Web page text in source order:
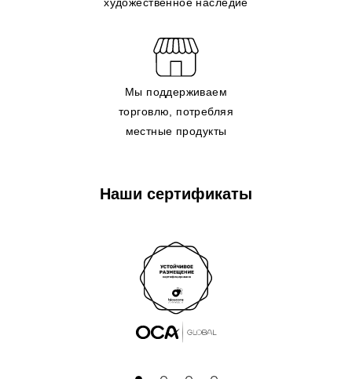
Мы поддерживаем
торговлю, потребляя
местные продукты
Наши сертификаты